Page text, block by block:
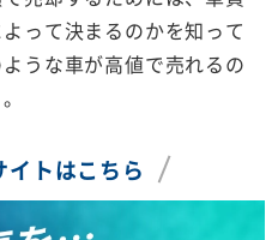
って決まるのかを知って
うな車が高値で売れるの
イトはこちら